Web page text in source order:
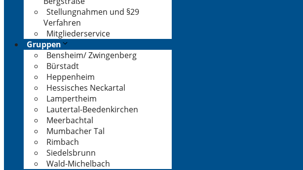
Stellungnahmen und §29
Verfahren
Mitgliederservice
Gruppen
Bensheim/ Zwingenberg
Bürstadt
Heppenheim
Hessisches Neckartal
Lampertheim
Lautertal-Beedenkirchen
Meerbachtal
Mumbacher Tal
Rimbach
Siedelsbrunn
Wald-Michelbach